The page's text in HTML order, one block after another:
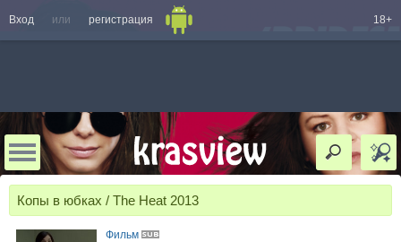
Вход или регистрация 18+
Копы в юбках / The Heat 2013
Фильм